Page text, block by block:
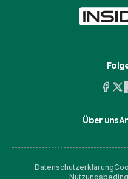
Über uns
Datenschutzerklärung